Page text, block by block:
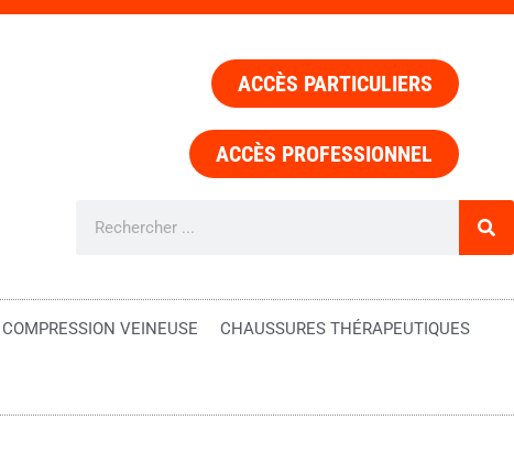
ACCÈS PARTICULIERS
ACCÈS PROFESSIONNEL
COMPRESSION VEINEUSE CHAUSSURES THÉRAPEUTIQUES